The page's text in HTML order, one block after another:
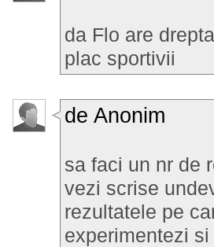
da Flo are
plac sportivii
de Anonim
sa faci un nr de
vezi scrise
rezultatele pe
experimentezi